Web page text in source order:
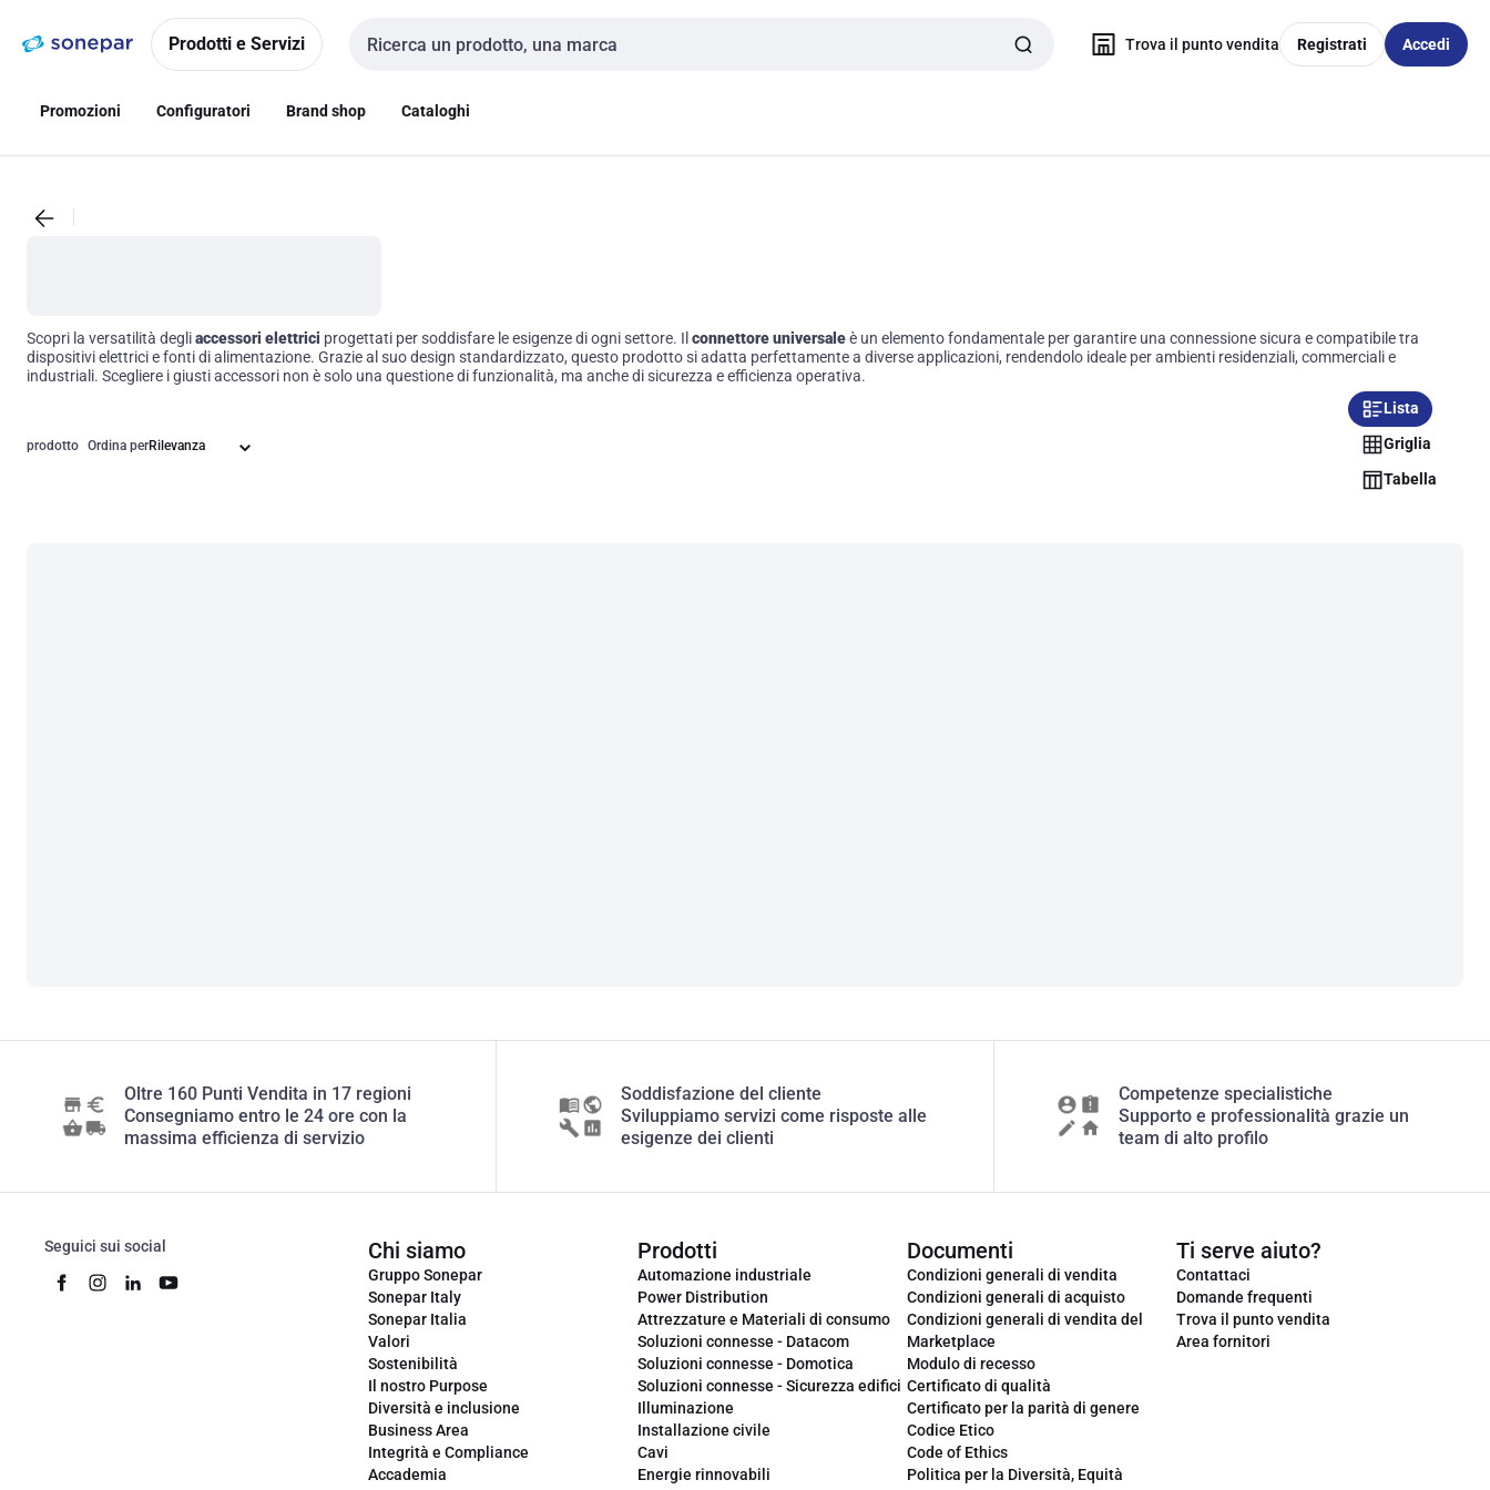
navigazionealla
Prodotti e Servizi
Cerca input
Trova il punto vendita Registrati Accedi
Promozioni Configuratori Brand shop Cataloghi
Scopri la versatilità degliaccessori elettrici progettati per soddisfare le esigenze di ogni settore. Il connettore universaleè un elemento fondamentale per garantire una connessione sicura e compatibile tra
dispositivi elettrici e fonti di alimentazione. Grazie al suo design standardizzato, questo prodotto si adatta perfettamente a diverse applicazioni, rendendolo ideale per ambienti residenziali, commerciali e
industriali. Scegliere i giusti accessori non è solo una questione di funzionalità, ma anche di sicurezza e efficienza operativa.
prodotto Ordina per
Lista
Griglia
Tabella
Oltre 160 Punti Vendita in 17 regioni
Consegniamo entro le 24 ore con la
massima efficienza di servizio
Soddisfazione del cliente
Sviluppiamo servizi come risposte alle
esigenze dei clienti
Competenze specialistiche
Supporto e professionalità grazie un
team di alto profilo
Seguici sui social Chi siamo
Gruppo Sonepar
Sonepar Italy
Sonepar Italia
Valori
Sostenibilità
Il nostro Purpose
Diversità e inclusione
Business Area
Integrità e Compliance
Accademia
Prodotti
Automazione industriale
Power Distribution
Attrezzature e Materiali di consumo
Soluzioni connesse - Datacom
Soluzioni connesse - Domotica
Soluzioni connesse - Sicurezza edifici
Illuminazione
Installazione civile
Cavi
Energie rinnovabili
Documenti
Condizioni generali di vendita
Condizioni generali di acquisto
Condizioni generali di vendita del
Marketplace
Modulo di recesso
Certificato di qualità
Certificato per la parità di genere
Codice Etico
Code of Ethics
Politica per la Diversità, Equità
Ti serve aiuto?
Contattaci
Domande frequenti
Trova il punto vendita
Area fornitori